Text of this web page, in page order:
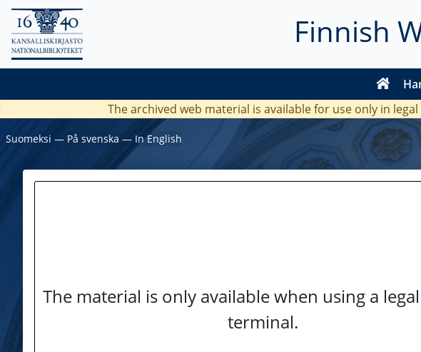
Finnish
The archived web material is available for use only in
Suomeksi ― På svenska ― In English
The material is only available when using a
terminal.